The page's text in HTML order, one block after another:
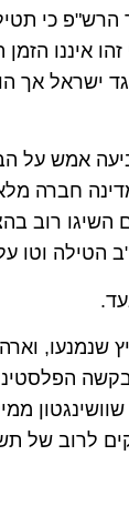
הרש"פ כי
איננו
ישראל אך
אמש על
חברה
השיגו רוב
הטילה וטו
שנמנעו,
לרוב של